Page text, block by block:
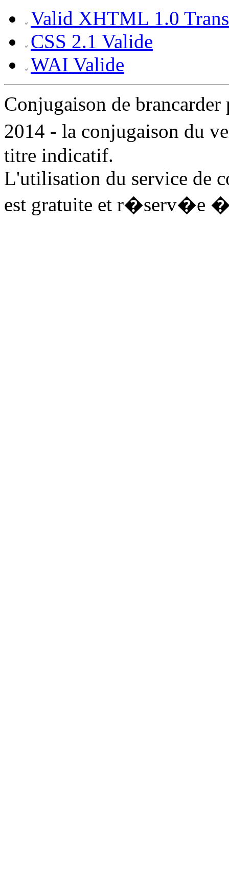
Valid XHTML 1.0
CSS 2.1 Valide
WAI Valide
Conjugaison de
2014 - la conjugaison du
titre indicatif.
L'utilisation du service de
est gratuite et r�serv�e �